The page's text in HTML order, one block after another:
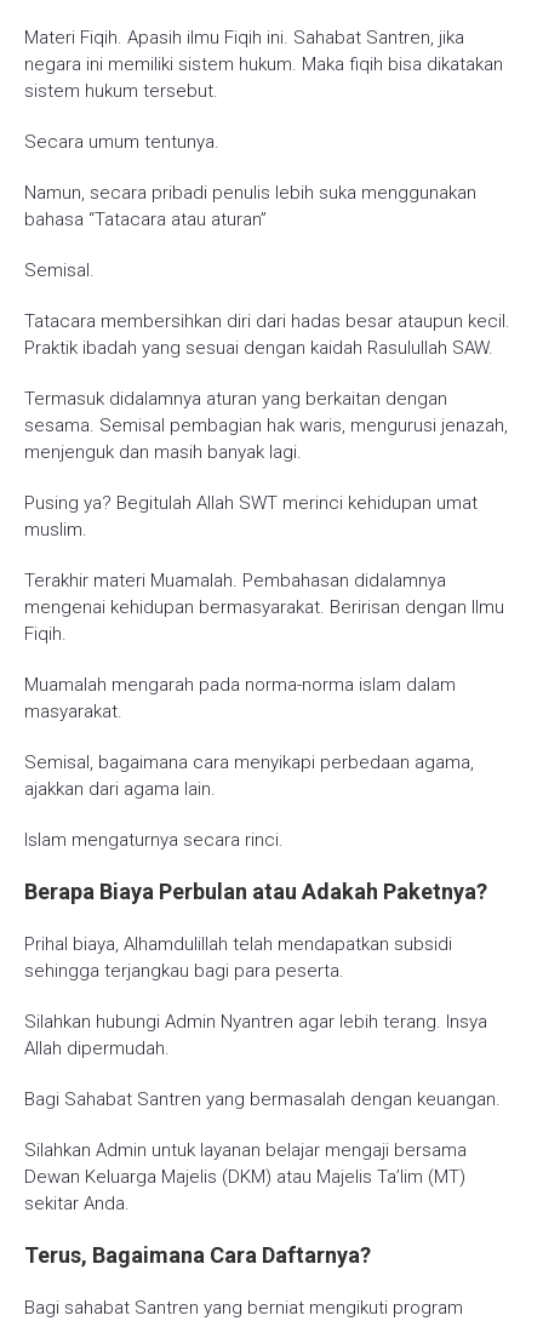
Materi Fiqih. Apasih ilmu Fiqih ini. Sahabat Santren, jika
negara ini memiliki sistem hukum. Maka fiqih bisa dikatakan
sistem hukum tersebut.
Secara umum tentunya.
Namun, secara pribadi penulis lebih suka menggunakan
bahasa “Tatacara atau aturan”
Semisal.
Tatacara membersihkan diri dari hadas besar ataupun kecil.
Praktik ibadah yang sesuai dengan kaidah Rasulullah SAW.
Termasuk didalamnya aturan yang berkaitan dengan
sesama. Semisal pembagian hak waris, mengurusi jenazah,
menjenguk dan masih banyak lagi.
Pusing ya? Begitulah Allah SWT merinci kehidupan umat
muslim.
Terakhir materi Muamalah. Pembahasan didalamnya
mengenai kehidupan bermasyarakat. Beririsan dengan Ilmu
Fiqih.
Muamalah mengarah pada norma-norma islam dalam
masyarakat.
Semisal, bagaimana cara menyikapi perbedaan agama,
ajakkan dari agama lain.
Islam mengaturnya secara rinci.
Berapa Biaya Perbulan atau Adakah Paketnya?
Prihal biaya, Alhamdulillah telah mendapatkan subsidi
sehingga terjangkau bagi para peserta.
Silahkan hubungi Admin Nyantren agar lebih terang. Insya
Allah dipermudah.
Bagi Sahabat Santren yang bermasalah dengan keuangan.
Silahkan Admin untuk layanan belajar mengaji bersama
Dewan Keluarga Majelis (DKM) atau Majelis Ta’lim (MT)
sekitar Anda.
Terus, Bagaimana Cara Daftarnya?
Bagi sahabat Santren yang berniat mengikuti program